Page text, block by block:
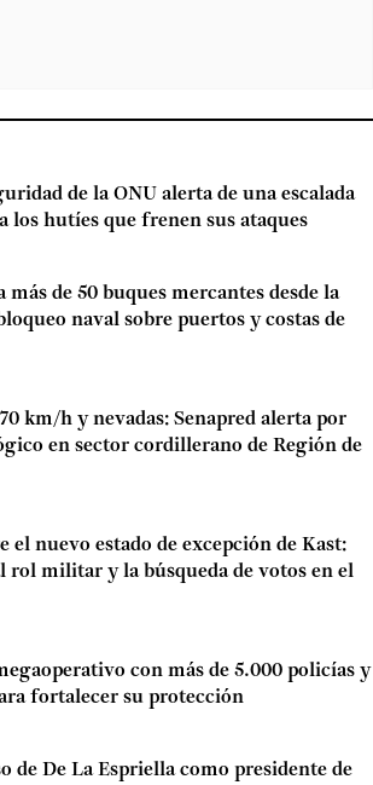
de la ONU alerta de una escalada
los hutíes que frenen sus ataques
más de 50 buques mercantes desde la
naval sobre puertos y costas de
km/h y nevadas: Senapred alerta por
en sector cordillerano de Región de
el nuevo estado de excepción de Kast:
rol militar y la búsqueda de votos en el
con más de 5.000 policías y
fortalecer su protección
de De La Espriella como presidente de